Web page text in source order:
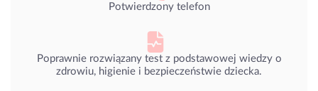
Potwierdzony telefon
Poprawnie rozwiązany test z podstawowej wiedzy o
zdrowiu, higienie i bezpieczeństwie dziecka.